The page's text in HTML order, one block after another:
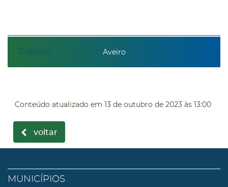
10 janeiro Aveiro
Conteúdo atualizado em 13 de outubro de 2023 às 13:00
voltar
MUNICÍPIOS